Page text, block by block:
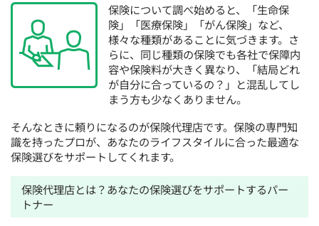
保険について調べ始めると、「生命保
険」「医療保険」「がん保険」など、
様々な種類があることに気づきます。さ
らに、同じ種類の保険でも各社で保障内
容や保険料が大きく異なり、「結局どれ
が自分に合っているの？」と混乱してし
まう方も少なくありません。
そんなときに頼りになるのが保険代理店です。保険の専門知
識を持ったプロが、あなたのライフスタイルに合った最適な
保険選びをサポートしてくれます。
保険代理店とは？あなたの保険選びをサポートするパー
トナー